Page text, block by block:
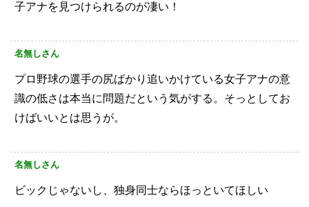
子アナを見つけられるのが凄い！
名無しさん
プロ野球の選手の尻ばかり追いかけている女子アナの意
識の低さは本当に問題だという気がする。そっとしてお
けばいいとは思うが。
名無しさん
ビックじゃないし、独身同士ならほっといてほしい